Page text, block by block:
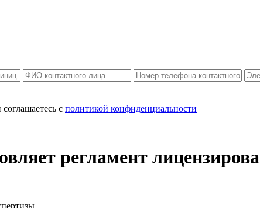
c политикой конфиденциальности
регламент